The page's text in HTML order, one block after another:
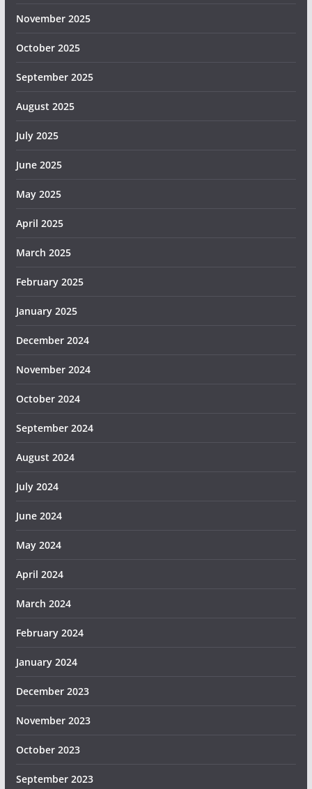
November 2025
October 2025
September 2025
August 2025
July 2025
June 2025
May 2025
April 2025
March 2025
February 2025
January 2025
December 2024
November 2024
October 2024
September 2024
August 2024
July 2024
June 2024
May 2024
April 2024
March 2024
February 2024
January 2024
December 2023
November 2023
October 2023
September 2023